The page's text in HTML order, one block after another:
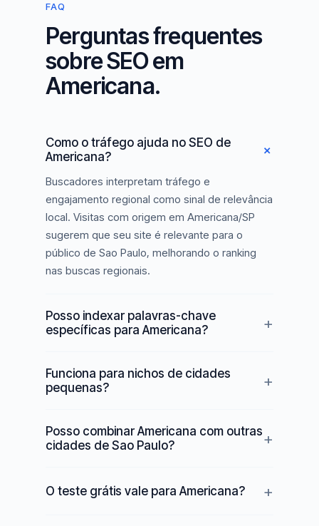
FAQ
Perguntas frequentes
sobre SEO em
Americana.
Como o tráfego ajuda no SEO de
Americana?
Buscadores interpretam tráfego e
engajamento regional como sinal de relevância
local. Visitas com origem em Americana/SP
sugerem que seu site é relevante para o
público de Sao Paulo, melhorando o ranking
nas buscas regionais.
Posso indexar palavras-chave
específicas para Americana?
Funciona para nichos de cidades
pequenas?
Posso combinar Americana com outras
cidades de Sao Paulo?
O teste grátis vale para Americana?